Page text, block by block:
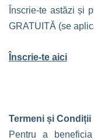
Înscrie-te astăzi și
GRATUITĂ (se
Înscrie-te aici
Termeni și Condiții
Pentru a